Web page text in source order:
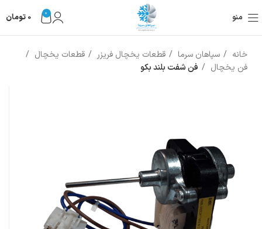
منو 0
0 تومان
خانه سپاهان سرما قطعات یخچال فریزر
قطعات یخچال
فن یخچال
فن شفت بلند بکو